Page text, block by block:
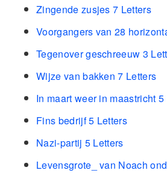
Zingende zusjes 7 Letters
Voorgangers van 28
Tegenover geschreeuw 3
Wijze van bakken 7 Letters
In maart weer in maastricht
Fins bedrijf 5 Letters
Nazi-partij 5 Letters
Levensgrote_ van Noach